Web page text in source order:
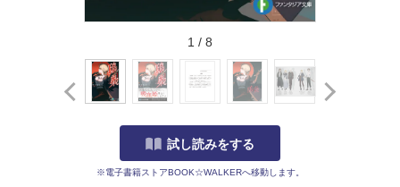
1 / 8
試し読みをする
※電子書籍ストアBOOK☆WALKERへ移動します。